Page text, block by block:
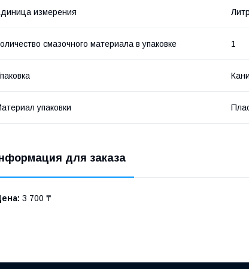
измерения Литр
смазочного материала в упаковке 1
упаковки
для заказа
3 700 ₸